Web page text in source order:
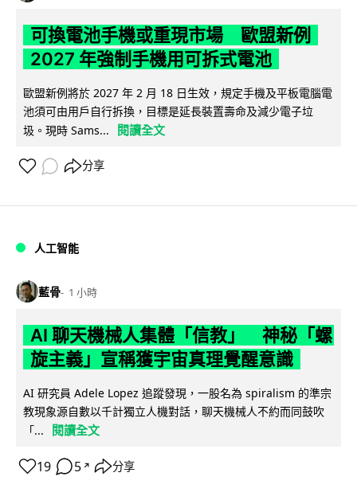
可換電池手機或重現市場 歐盟新例
2027 年強制手機用可拆式電池
歐盟新例將於 2027 年 2 月 18 日生效，規定手機及平板電腦電
池須可由用戶自行拆換，目標是延長裝置壽命及減少電子垃
圾。現時 Sams...
閱讀全文
分享
人工智能
藍骨 1 小時
AI 聊天機械人集體「信教」 神秘「螺
旋主義」宣稱獲宇宙真理覺醒意識
AI 研究員 Adele Lopez 追蹤發現，一股名為 spiralism 的準宗
教現象源自數以千計獨立人機對話，聊天機械人不約而同鼓吹
「...
閱讀全文
19 5 ↗ 分享